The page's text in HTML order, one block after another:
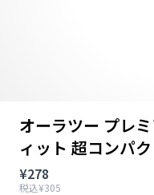
オーラツー プレ
ィット 超コンパ
¥278
税込¥305